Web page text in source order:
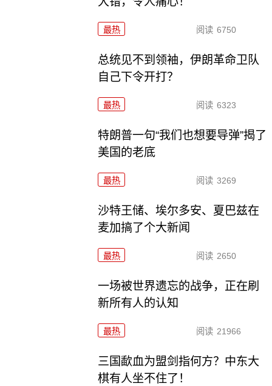
最热 阅读 6750
总统见不到领袖，伊朗革命卫队
自己下令开打？
最热 阅读 6323
特朗普一句“我们也想要导弹”揭了
美国的老底
最热 阅读 3269
沙特王储、埃尔多安、夏巴兹在
麦加搞了个大新闻
最热 阅读 2650
一场被世界遗忘的战争，正在刷
新所有人的认知
最热 阅读 21966
三国歃血为盟剑指何方？中东大
棋有人坐不住了！